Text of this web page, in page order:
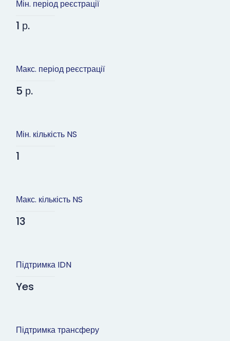
Мін. період реєстрації
1 р.
Макс. період реєстрації
5 р.
Мін. кількість NS
1
Макс. кількість NS
13
Підтримка IDN
Yes
Підтримка трансферу